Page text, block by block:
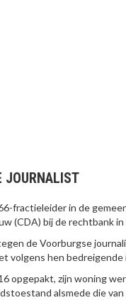
JOURNALIST
fractieleider in de
(CDA) bij de rechtbank
de Voorburgse
volgens hen bedreigende
opgepakt, zijn woning
alsmede die